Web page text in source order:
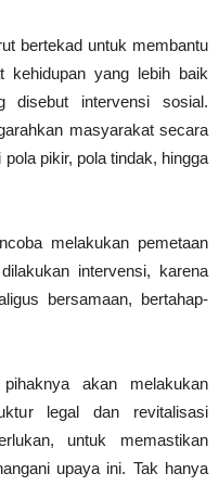
bertekad untuk membantu
kehidupan yang lebih baik
disebut intervensi sosial.
masyarakat secara
pikir, pola tindak, hingga
melakukan pemetaan
intervensi, karena
bersamaan, bertahap-
akan melakukan
legal dan revitalisasi
untuk memastikan
upaya ini. Tak hanya